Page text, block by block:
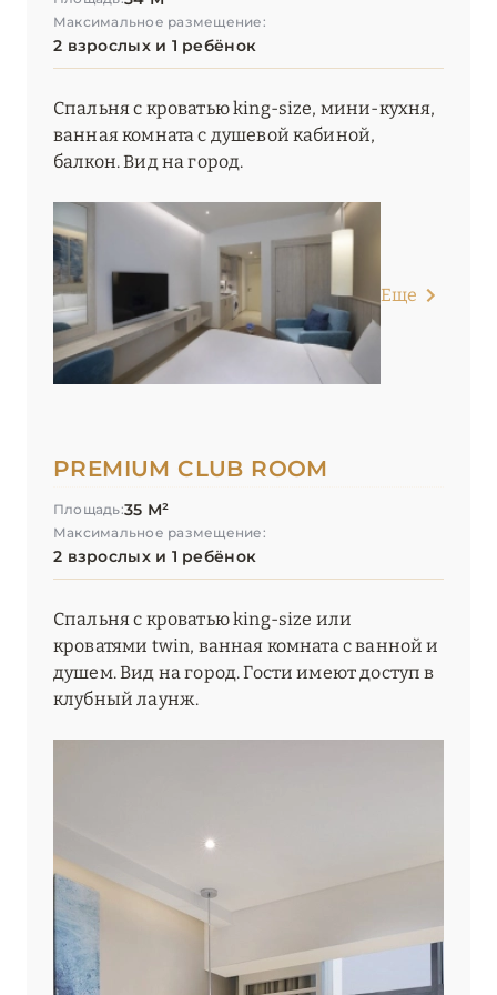
The Ritz-Carlton, Dubai
The Westin Dubai Mina Seyahi Beach Resort & Marina
Vida Creek Harbour
Vida Emirates Hills
W Dubai – Mina Seyahi
W Dubai – The Palm
Waldorf Astoria Dubai Palm Jumeirah
РАС-ЭЛЬ-ХАЙМА
УММ-АЛЬ-КУВЕЙН
ЭЛЬ-ФУДЖАЙРА
Максимальное размещение:
2 взрослых и 1 ребёнок
Спальня с кроватью king-size, мини-кухня,
ванная комната с душевой кабиной,
балкон. Вид на город.
Еще
PREMIUM CLUB ROOM
Площадь:35 М²
Максимальное размещение:
2 взрослых и 1 ребёнок
Спальня с кроватью king-size или
кроватями twin, ванная комната с ванной и
душем. Вид на город. Гости имеют доступ в
клубный лаунж.